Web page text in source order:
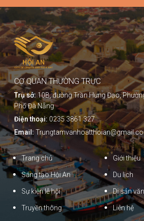
CƠ QUAN THƯỜNG TRỰC
Trụ sở: 10B, đường Trần Hưng Đạo,
Phố Đà Nẵng
Điện thoại: 0235 3861 327
Email:
Trang chủ Giới thiệu
Sáng tạo Hội An Du lịch
Sự kiện lễ hội Di sản
Truyền thông Liên hệ